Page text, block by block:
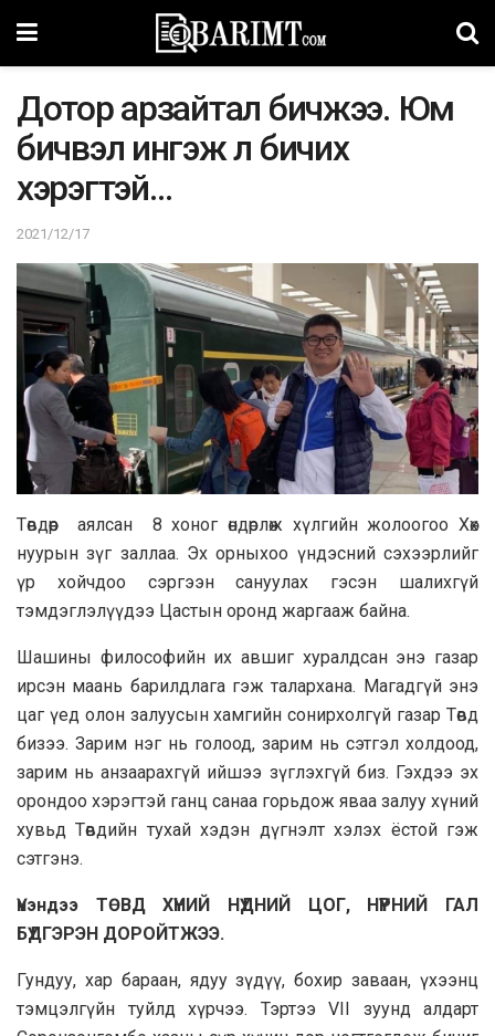
Дотор арзайтал бичжээ. Юм
бичвэл ингэж л бичих
хэрэгтэй…
2021/12/17
Төвдөөр аялсан 8 хоног өндөрлөж хүлгийн жолоогоо Хөх
нуурын зүг заллаа. Эх орныхоо үндэсний сэхээрлийг
үр хойчдоо сэргээн сануулах гэсэн шалихгүй
тэмдэглэлүүдээ Цастын оронд жаргааж байна.
Шашины философийн их авшиг хуралдсан энэ газар
ирсэн маань барилдлага гэж талархана. Магадгүй энэ
цаг үед олон залуусын хамгийн сонирхолгүй газар Төвд
бизээ. Зарим нэг нь голоод, зарим нь сэтгэл холдоод,
зарим нь анзаарахгүй ийшээ зүглэхгүй биз. Гэхдээ эх
орондоо хэрэгтэй ганц санаа горьдож яваа залуу хүний
хувьд Төвдийн тухай хэдэн дүгнэлт хэлэх ёстой гэж
сэтгэнэ.
Үнэндээ ТӨВД ХҮНИЙ НҮДНИЙ ЦОГ, НҮҮРНИЙ ГАЛ
БҮДГЭРЭН ДОРОЙТЖЭЭ.
Гундуу, хар бараан, ядуу зүдүү, бохир заваан, үхээнц
тэмцэлгүйн туйлд хүрчээ. Тэртээ VII зуунд алдарт